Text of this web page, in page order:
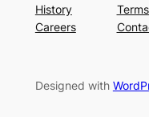
History
Careers
Designed with